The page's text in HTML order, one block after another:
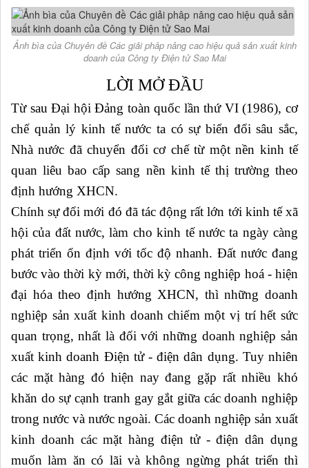
Ảnh bìa của Chuyên đề Các giải phâp nâng cao hiệu quả sản xuất kinh
doanh của Công ty Điện tử Sao Mai
LỜI MỞ ĐẦU
Từ sau Đại hội Đảng toàn quốc lần thứ VI (1986), cơ
chế quản lý kinh tế nước ta có sự biển đổi sâu sắc,
Nhà nước đã chuyển đổi cơ chế từ một nền kinh tế
quan liêu bao cấp sang nền kinh tế thị trường theo
định hướng XHCN.
Chính sự đổi mới đó đã tác động rất lớn tới kinh tế xã
hội của đất nước, làm cho kinh tế nước ta ngày càng
phát triển ổn định với tốc độ nhanh. Đất nước đang
bước vào thời kỳ mới, thời kỳ công nghiệp hoá - hiện
đại hóa theo định hướng XHCN, thì những doanh
nghiệp sản xuất kinh doanh chiếm một vị trí hết sức
quan trọng, nhất là đối với những doanh nghiệp sản
xuất kinh doanh Điện tử - điện dân dụng. Tuy nhiên
các mặt hàng đó hiện nay đang gặp rất nhiều khó
khăn do sự cạnh tranh gay gắt giữa các doanh nghiệp
trong nước và nước ngoài. Các doanh nghiệp sản xuất
kinh doanh các mặt hàng điện tử - điện dân dụng
muốn làm ăn có lãi và không ngừng phát triển thì